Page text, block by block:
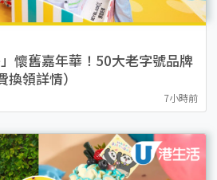
懷舊嘉年華！50大老字號品牌
領詳情）
7小時前